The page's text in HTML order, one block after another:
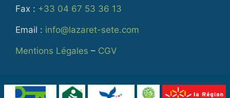
Fax : +33 04 67 53 36 13
Email : info@lazaret-sete.com
Mentions Légales – CGV